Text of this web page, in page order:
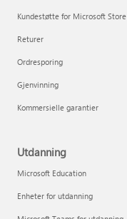
Kundestøtte for Microsoft Store
Returer
Ordresporing
Gjenvinning
Kommersielle garantier
Utdanning
Microsoft Education
Enheter for utdanning